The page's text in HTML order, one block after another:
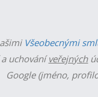
Všeobecnými
uchováníveřejných
Google (jméno,